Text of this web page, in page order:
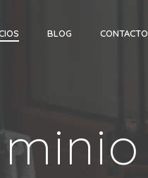
BLOG CONTACTO